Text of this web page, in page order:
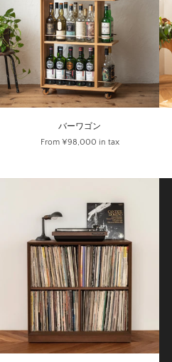
バーワゴン
From¥98,000 in tax